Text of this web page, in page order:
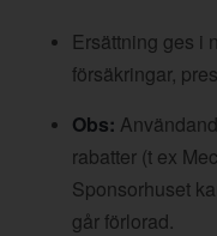
Ersättning ges i
försäkringar,
Obs:
rabatter (t ex
Sponsorhuset
går förlorad.